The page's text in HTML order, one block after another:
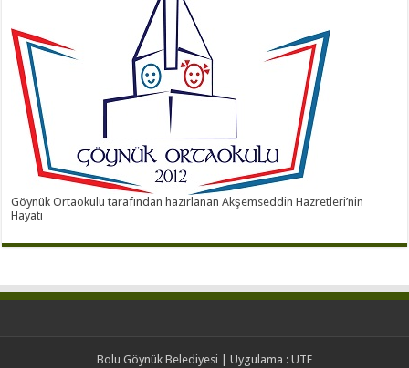
Göynük Ortaokulu tarafından hazırlanan Akşemseddin Hazretleri’nin
Hayatı
Bolu Göynük Belediyesi | Uygulama : UTE